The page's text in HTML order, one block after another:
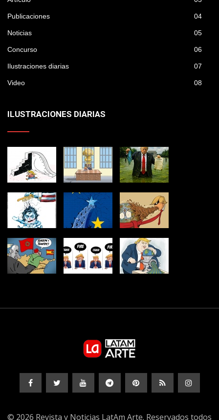
Publicaciones 04
Noticias 05
Concurso 06
Ilustraciones diarias 07
Video 08
ILUSTRACIONES DIARIAS
© 2026 Revista y Noticias LatAm Arte. Reservados todos